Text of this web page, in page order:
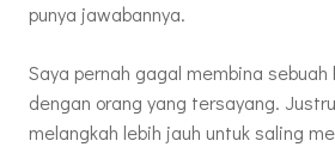
punya jawabannya.
Saya pernah gagal membina sebuah
dengan orang yang tersayang.
melangkah lebih jauh untuk saling